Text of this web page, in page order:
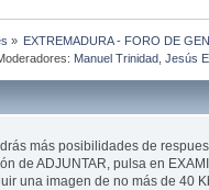
» EXTREMADURA - FORO DE
Manuel Trinidad ,Jesús
más posibilidades de
de ADJUNTAR, pulsa en
una imagen de no más de 40